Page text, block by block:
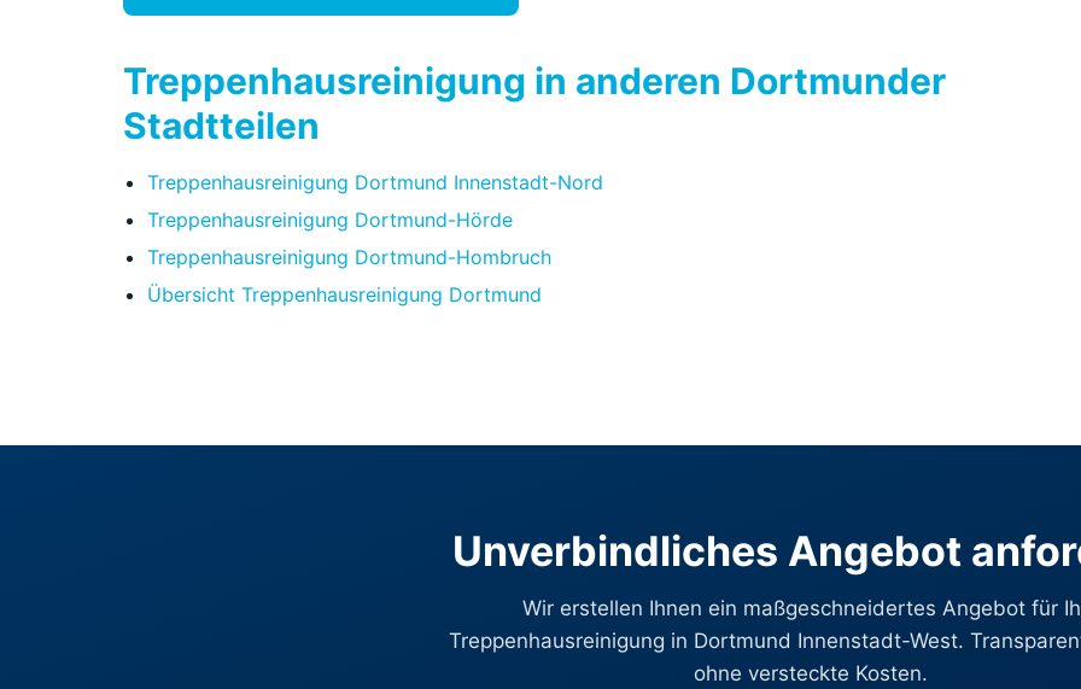
Treppenhausreinigung in anderen Dortmunder
Stadtteilen
Treppenhausreinigung Dortmund Innenstadt-Nord
Treppenhausreinigung Dortmund-Hörde
Treppenhausreinigung Dortmund-Hombruch
Übersicht Treppenhausreinigung Dortmund
Unverbindliches Angebot
Wir erstellen Ihnen ein maßgeschneidertes Angebot für
Treppenhausreinigung in Dortmund Innenstadt-West.
ohne versteckte Kosten.